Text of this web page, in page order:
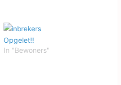
Opgelet!!
In "Bewoners"